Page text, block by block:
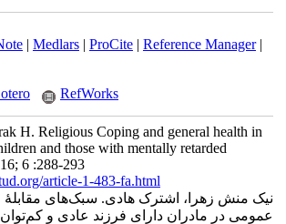
|Medlars |ProCite |Reference Manager
Zotero RefWorks
H. Religious Coping and general health in
and those with mentally retarded
6 :288-293
article-1-483-fa.html
نیک منش زهرا، اشترک هادی. سبک‌های مقابلهٔ
عمومی در مادران دارای فرزند عادی و کم‌توان